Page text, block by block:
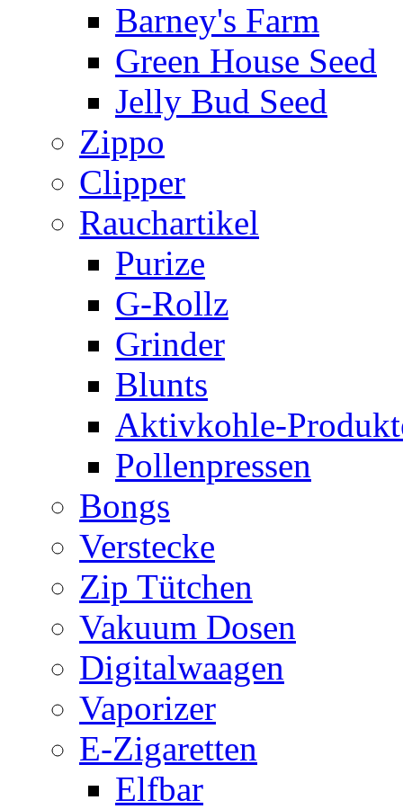
Barney's Farm
Green House Seed
Jelly Bud Seed
Zippo
Clipper
Rauchartikel
Purize
G-Rollz
Grinder
Blunts
Aktivkohle-
Pollenpressen
Bongs
Verstecke
Zip Tütchen
Vakuum Dosen
Digitalwaagen
Vaporizer
E-Zigaretten
Elfbar